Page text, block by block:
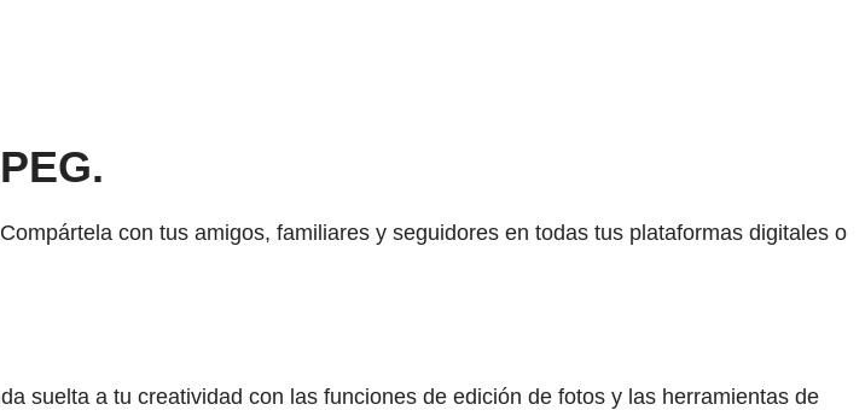
con tus amigos, familiares y seguidores en todas tus plataformas digitales o
suelta a tu creatividad con las funciones de edición de fotos y las herramientas de